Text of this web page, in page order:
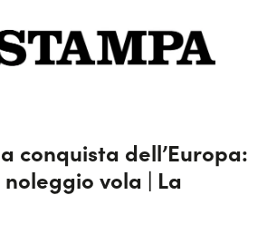
conquista dell’Europa:
vola | La